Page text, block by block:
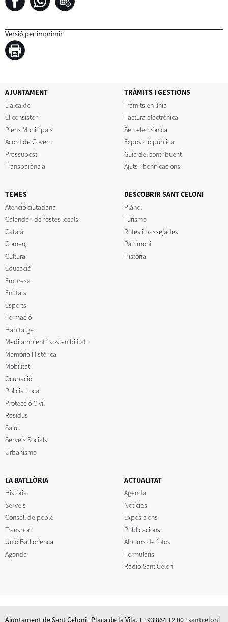
Versió per imprimir
AJUNTAMENT
L'alcalde
El consistori
Plens Municipals
Acord de Govern
Pressupost
Transparència
TRÀMITS I GESTIONS
Tràmits en línia
Factura electrònica
Seu electrònica
Exposició pública
Guia del contribuent
Ajuts i bonificacions
TEMES
Atenció ciutadana
Calendari de festes locals
Català
Comerç
Cultura
Educació
Empresa
Entitats
Esports
Formació
Habitatge
Medi ambient i sostenibilitat
Memòria Històrica
Mobilitat
Ocupació
Policia Local
Protecció Civil
Residus
Salut
Serveis Socials
Urbanisme
DESCOBRIR SANT CELONI
Plànol
Turisme
Rutes i passejades
Patrimoni
Història
LA BATLLÒRIA
Història
Serveis
Consell de poble
Transport
Unió Batllorienca
Agenda
ACTUALITAT
Agenda
Notícies
Exposicions
Publicacions
Àlbums de fotos
Formularis
Ràdio Sant Celoni
Ajuntament de Sant Celoni · Plaça de la Vila, 1 · 93 864 12 00 ·santceloni